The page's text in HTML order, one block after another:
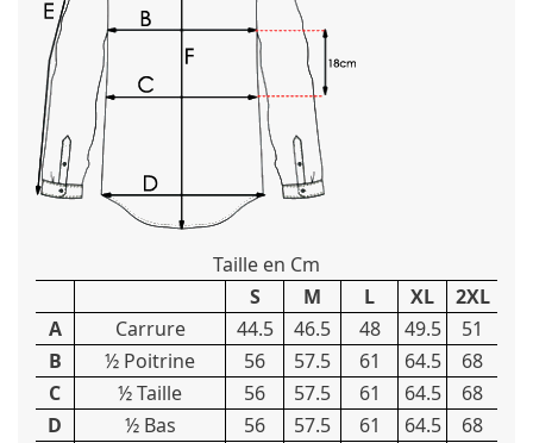
Taille en Cm
S
M L XL
2XL
A
Carrure 44.5 46.5 48 49.5
51
B
½ Poitrine 56 57.5 61 64.5
68
C
½ Taille 56 57.5 61 64.5
68
D
½ Bas 56 57.5 61 64.5
68